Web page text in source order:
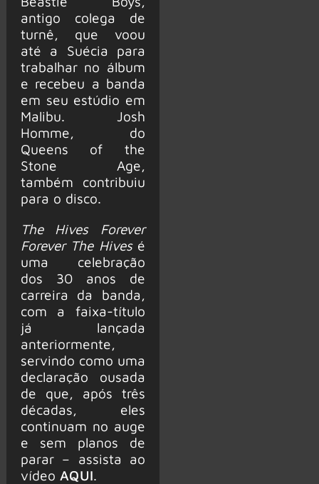
antigo colega de
turnê, que voou
até a Suécia para
trabalhar no álbum
e recebeu a banda
em seu estúdio em
Malibu. Josh
Homme, do
Queens of the
Stone Age,
também contribuiu
para o disco.
The Hives Forever
Forever The Hivesé
uma celebração
dos 30 anos de
carreira da banda,
com a faixa-título
já lançada
anteriormente,
servindo como uma
declaração ousada
de que, após três
décadas, eles
continuam no auge
e sem planos de
parar – assista ao
vídeo AQUI